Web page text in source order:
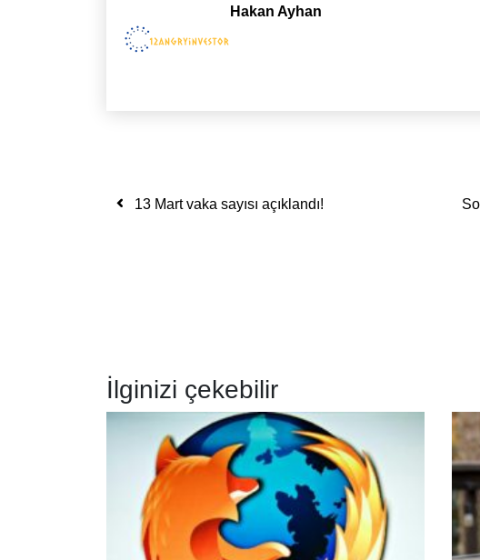
Hakan Ayhan
Yazı dolaşımı
13 Mart vaka sayısı açıklandı!
İlginizi çekebilir